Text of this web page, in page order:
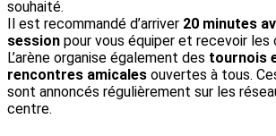
souhaité.
Il est recommandé d’arriver 20 minutes
session pour vous équiper et recevoir les
L’arène organise également des tournois
rencontres amicales ouvertes à tous.
sont annoncés régulièrement sur les
centre.